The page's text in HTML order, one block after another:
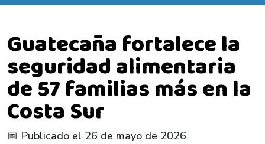
Guatecaña fortalece la
seguridad alimentaria
de 57 familias más en la
Costa Sur
📅 Publicado el 26 de mayo de 2026